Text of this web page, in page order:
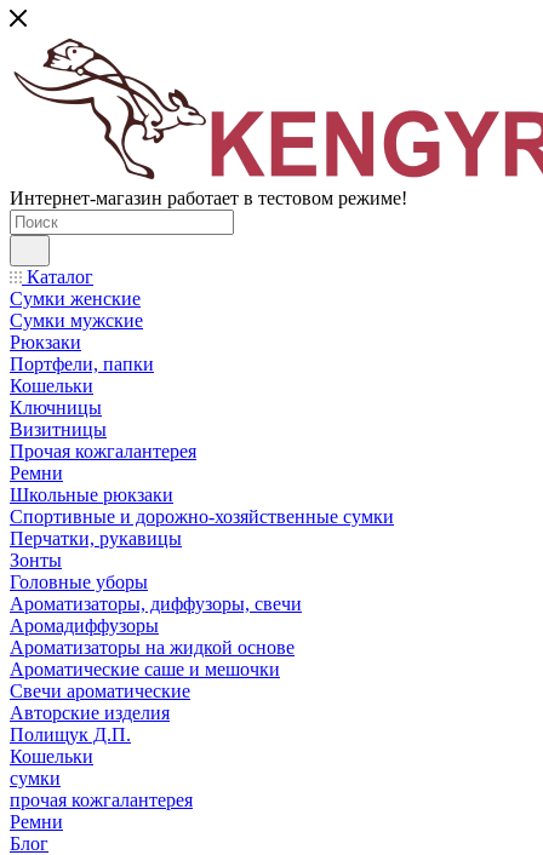
Интернет-магазин работает в тестовом режиме!
Каталог
Сумки женские
Сумки мужские
Рюкзаки
Портфели, папки
Кошельки
Ключницы
Визитницы
Прочая кожгалантерея
Ремни
Школьные рюкзаки
Спортивные и дорожно-хозяйственные сумки
Перчатки, рукавицы
Зонты
Головные уборы
Ароматизаторы, диффузоры, свечи
Аромадиффузоры
Ароматизаторы на жидкой основе
Ароматические саше и мешочки
Свечи ароматические
Авторские изделия
Полищук Д.П.
Кошельки
сумки
прочая кожгалантерея
Ремни
Блог